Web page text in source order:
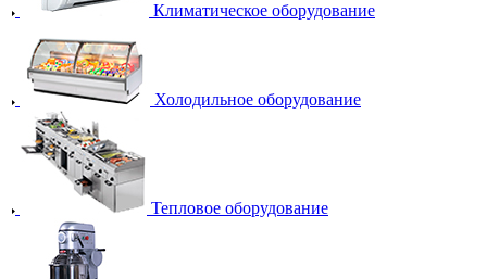
Климатическое оборудование
Холодильное оборудование
Тепловое оборудование